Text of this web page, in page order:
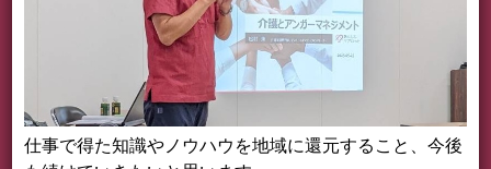
仕事で得た知識やノウハウを地域に還元すること、今後